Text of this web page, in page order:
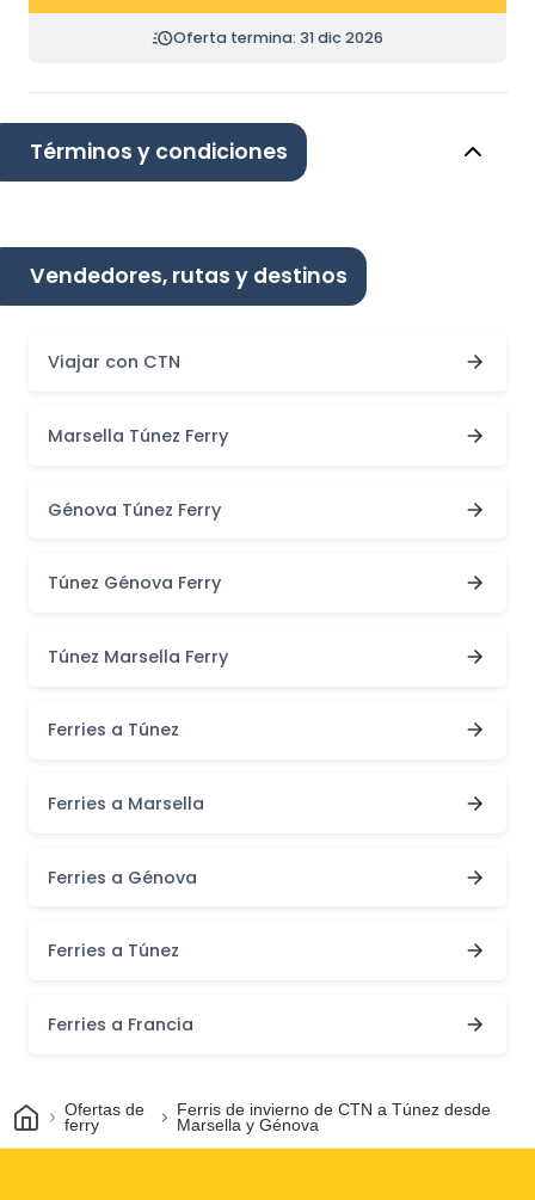
Oferta termina: 31 dic 2026
Términos y condiciones
Vendedores, rutas y destinos
Viajar con CTN
Marsella Túnez Ferry
Génova Túnez Ferry
Túnez Génova Ferry
Túnez Marsella Ferry
Ferries a Túnez
Ferries a Marsella
Ferries a Génova
Ferries a Túnez
Ferries a Francia
InicioOfertas de
ferry
Ferris de invierno de CTN a Túnez desde
Marsella y Génova